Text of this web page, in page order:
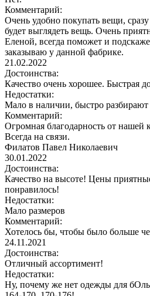
Комментарий:
Очень удобно покупать вещи,
будет выглядеть вещь. Очень
Еленой, всегда поможет и
заказываю у данной фабрике.
21.02.2022
Достоинства:
Качество очень хорошее. Быстрая
Недостатки:
Мало в наличии, быстро
Комментарий:
Огромная благодарность от
Всегда на связи.
Филатов Павел Николаевич
30.01.2022
Достоинства:
Качество на высоте! Цены
понравилось!
Недостатки:
Мало размеров
Комментарий:
Хотелось бы, чтобы было больше
24.11.2021
Достоинства:
Отличный ассортимент!
Недостатки:
Ну, почему же нет одежды для